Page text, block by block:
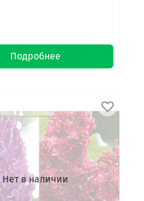
Подробнее
Нет в наличии